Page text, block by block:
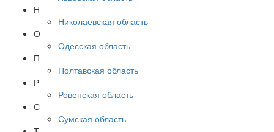
Н
Николаевская область
О
Одесская область
П
Полтавская область
Р
Ровенская область
С
Сумская область